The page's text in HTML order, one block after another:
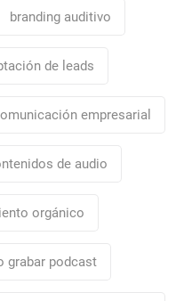
branding auditivo
de leads
empresarial
de audio
orgánico
grabar podcast